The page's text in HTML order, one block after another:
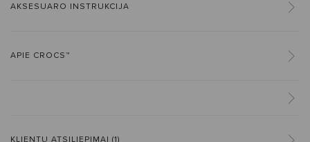
AKSESUARO INSTRUKCIJA
APIE CROCS™
KLIENTŲ ATSILIEPIMAI (1)